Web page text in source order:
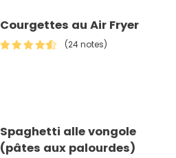
Courgettes au Air Fryer
(24 notes)
Spaghetti alle vongole
(pâtes aux palourdes)